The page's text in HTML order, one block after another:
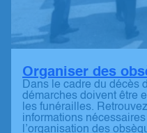
Organiser des
Dans le cadre du décès
démarches doivent être
les funérailles.
informations
l’organisation des